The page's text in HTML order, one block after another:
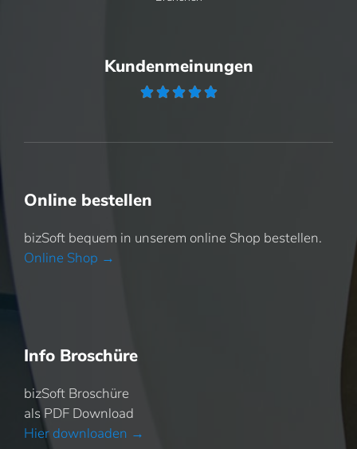
Kundenmeinungen
    
Online bestellen
bizSoft bequem in unserem online Shop bestellen.
Online Shop →
Info Broschüre
bizSoft Broschüre
als PDF Download
Hier downloaden →